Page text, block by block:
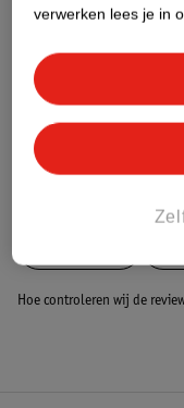
Bestel &
Hoe controleren wij de
verwerken lees je in